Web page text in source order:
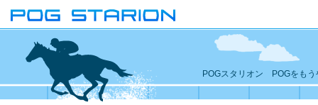
POGスタリオン POGをもう